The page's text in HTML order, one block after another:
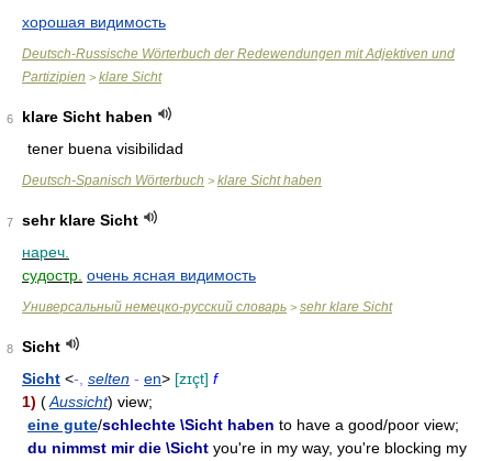
хорошая видимость
Deutsch-Russische Wörterbuch der Redewendungen mit Adjektiven und
Partizipien > klare Sicht
6
klare Sicht haben
tener buena visibilidad
Deutsch-Spanisch Wörterbuch > klare Sicht haben
7
sehr klare Sicht
нареч.
судостр. очень ясная видимость
Универсальный немецко-русский словарь > sehr klare Sicht
8
Sicht
Sicht <-, selten - en> [zɪçt] f
1) (Aussicht) view;
eine gute/schlechte \Sicht haben to have a good/poor view;
du nimmst mir die \Sicht you're in my way, you're blocking my